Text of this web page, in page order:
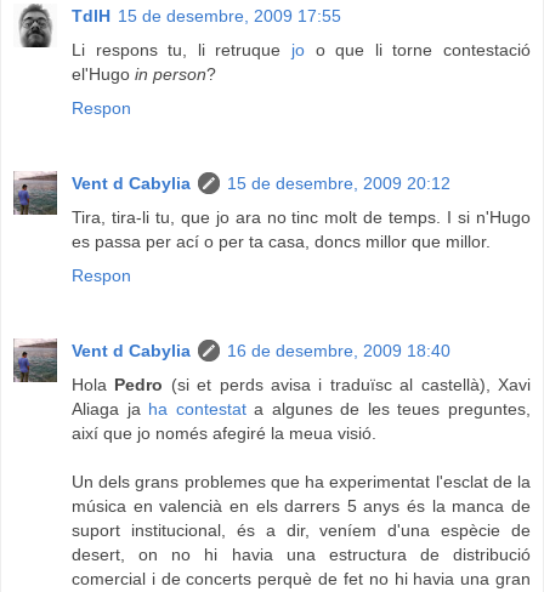
TdlH 15 de desembre, 2009 17:55
Li respons tu, li retruque jo o que li torne contestació
el'Hugo in person?
Respon
Vent d Cabylia
15 de desembre, 2009 20:12
Tira, tira-li tu, que jo ara no tinc molt de temps. I si n'Hugo
es passa per ací o per ta casa, doncs millor que millor.
Respon
Vent d Cabylia
16 de desembre, 2009 18:40
Hola Pedro (si et perds avisa i traduïsc al castellà), Xavi
Aliaga ja ha contestata algunes de les teues preguntes,
així que jo només afegiré la meua visió.
Un dels grans problemes que ha experimentat l'esclat de la
música en valencià en els darrers 5 anys és la manca de
suport institucional, és a dir, veníem d'una espècie de
desert, on no hi havia una estructura de distribució
comercial i de concerts perquè de fet no hi havia una gran